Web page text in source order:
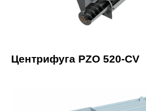
Центрифуга PZO 520-CV